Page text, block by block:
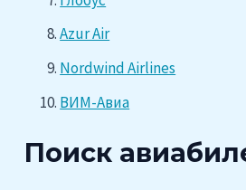
Azur Air
Nordwind Airlines
ВИМ-Авиа
Поиск